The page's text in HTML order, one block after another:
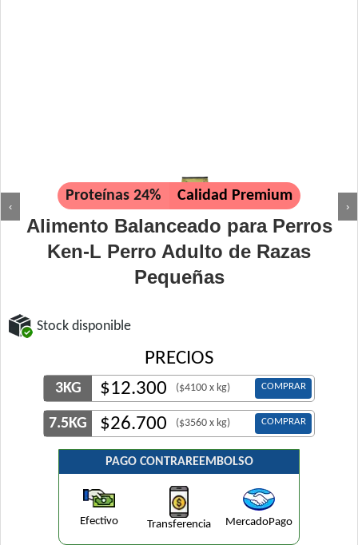
‹ ›
Proteínas 24% Calidad Premium
Alimento Balanceado para Perros
Ken-L Perro Adulto de Razas
Pequeñas
Stock disponible
PRECIOS
3KG $12.300 ($4100 x kg) COMPRAR
7.5KG $26.700 ($3560 x kg) COMPRAR
PAGO CONTRAREEMBOLSO
Efectivo Transferencia MercadoPago